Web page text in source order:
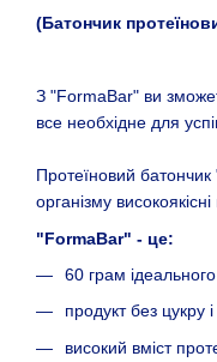
(Батончик
З "FormaBar" ви
все необхідне для
Протеїновий
організму
"FormaBar" - це:
60 грам
продукт без цукру
високий вміст